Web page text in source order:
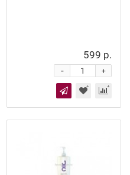
599 р.
+
-